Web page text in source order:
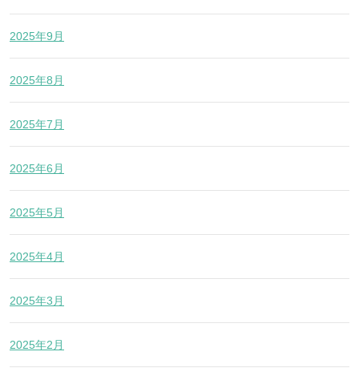
2025年9月
2025年8月
2025年7月
2025年6月
2025年5月
2025年4月
2025年3月
2025年2月